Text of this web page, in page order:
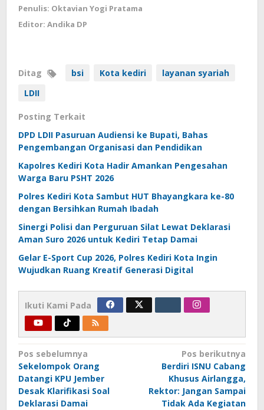
Penulis: Oktavian Yogi Pratama
Editor: Andika DP
Ditag bsi Kota kediri
layanan syariah
LDII
Posting Terkait
DPD LDII Pasuruan Audiensi ke Bupati, Bahas
Pengembangan Organisasi dan Pendidikan
Kapolres Kediri Kota Hadir Amankan Pengesahan
Warga Baru PSHT 2026
Polres Kediri Kota Sambut HUT Bhayangkara ke-80
dengan Bersihkan Rumah Ibadah
Sinergi Polisi dan Perguruan Silat Lewat Deklarasi
Aman Suro 2026 untuk Kediri Tetap Damai
Gelar E-Sport Cup 2026, Polres Kediri Kota Ingin
Wujudkan Ruang Kreatif Generasi Digital
Ikuti Kami Pada
Navigasi
pos
Pos sebelumnya
Sekelompok Orang
Datangi KPU Jember
Desak Klarifikasi Soal
Deklarasi Damai
Pos berikutnya
Berdiri ISNU Cabang
Khusus Airlangga,
Rektor: Jangan Sampai
Tidak Ada Kegiatan